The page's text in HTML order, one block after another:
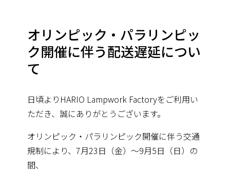
オリンピック・パラリンピッ
ク開催に伴う配送遅延につい
て
日頃よりHARIO Lampwork Factoryをご利用い
ただき、誠にありがとうございます。
オリンピック・パラリンピック開催に伴う交通
規制により、7月23日（金）～9月5日（日）の
間、